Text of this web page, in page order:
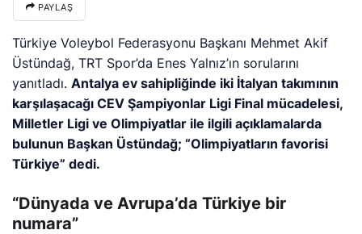
PAYLAŞ
Türkiye Voleybol Federasyonu Başkanı Mehmet Akif
Üstündağ, TRT Spor’da Enes Yalnız’ın sorularını
yanıtladı.Antalya ev sahipliğinde iki İtalyan takımının
karşılaşacağı CEV Şampiyonlar Ligi Final mücadelesi,
Milletler Ligi ve Olimpiyatlar ile ilgili açıklamalarda
bulunun Başkan Üstündağ; “Olimpiyatların favorisi
Türkiye” dedi.
“Dünyada ve Avrupa’da Türkiye bir
numara”